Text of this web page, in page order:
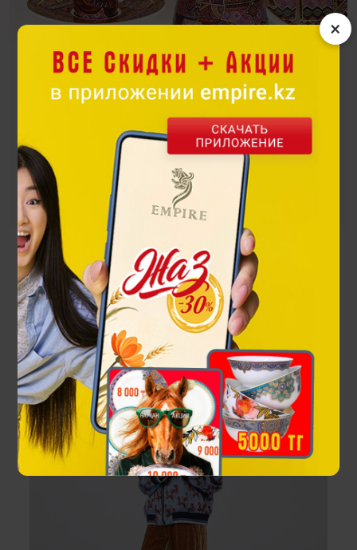
×
Sulutor
Созданные в стиле Kaz Modern, предметы коллекции
наполнят ваш дом теплом и атмосферой легендарных
Посмотреть